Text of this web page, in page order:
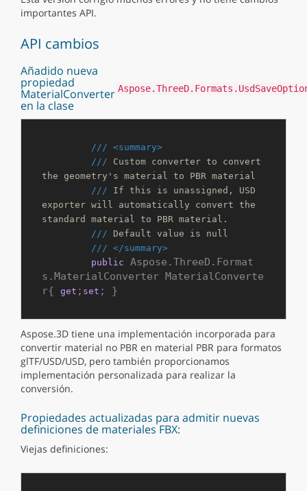
importantes API.
API cambios
Añadido nueva
propiedad
MaterialConverter
en la clase
/// <summary>
/// Custom converter to convert
the geometry's material to PBR material
/// If this is unassigned, USD
exporter will automatically convert the
standard material to PBR material.
/// Default value is null
/// </summary>
public
Aspose.ThreeD.Format
s.MaterialConverter MaterialConverte
r{ get ; set ; }
Aspose.3D tiene una implementación incorporada para
convertir material no PBR en material PBR para formatos
glTF/USD/USD, pero también proporcionamos
implementación personalizada para realizar la
conversión.
Propiedades actualizadas para admitir nuevas
definiciones de materiales FBX:
Viejas definiciones: